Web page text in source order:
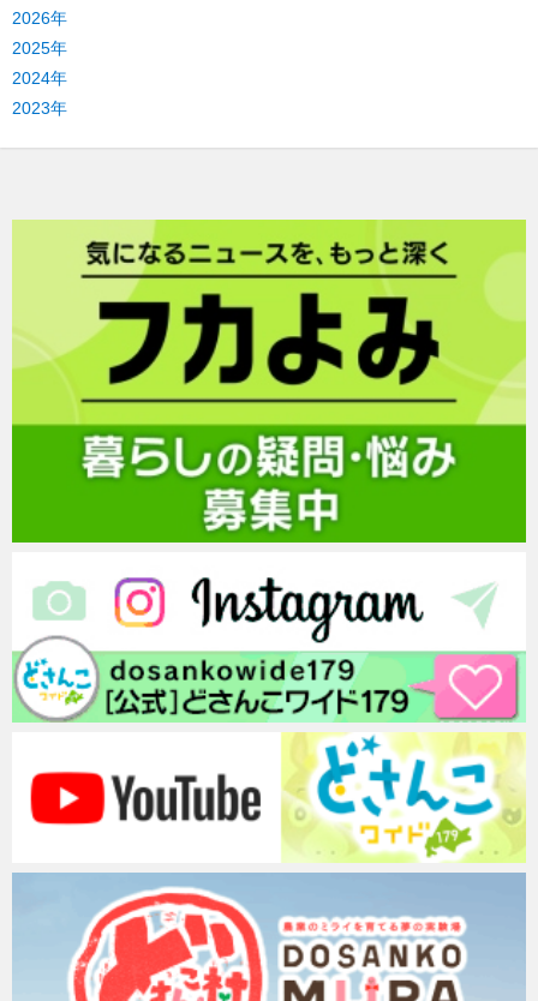
2026年
2025年
2024年
2023年